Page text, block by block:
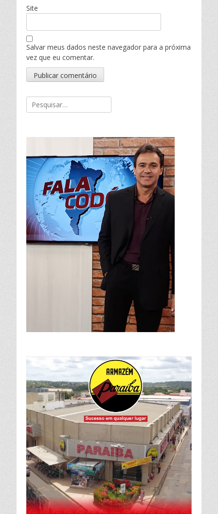
Site
Salvar meus dados neste navegador para a próxima
vez que eu comentar.
Pesquisar
por: